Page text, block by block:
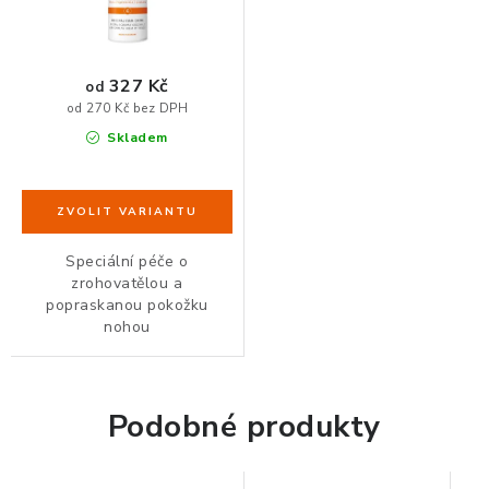
ZDRAVÁ KANCELÁŘ
O nákupu Reklamace, výměna a vrácení
Naše realizace, inspirace a návody
Skladem
od 270 Kč bez DPH
od 327 Kč
Speciální péče o
zrohovatělou a
popraskanou pokožku
nohou
Podobné produkty